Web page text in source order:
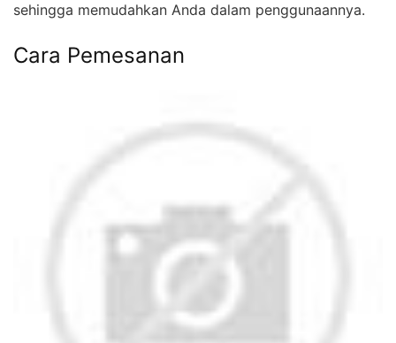
sehingga memudahkan Anda dalam penggunaannya.
Cara Pemesanan